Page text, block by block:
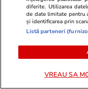
Dragostea
diferite. Utilizarea
de date limitate pentru
și identificarea prin
Listă parteneri
VREAU SA